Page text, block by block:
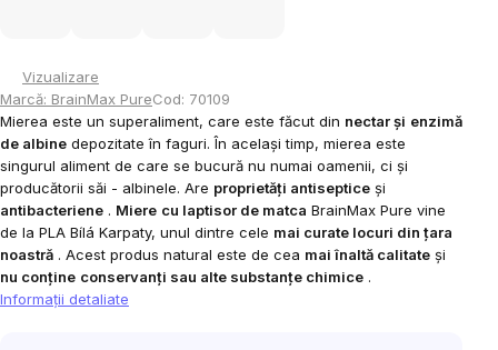
Vizualizare
Marcă: BrainMax PureCod: 70109
Mierea este un superaliment, care este făcut din nectar și enzimă
de albine depozitate în faguri. În același timp, mierea este
singurul aliment de care se bucură nu numai oamenii, ci și
producătorii săi - albinele. Are proprietăți antiseptice și
antibacteriene . Miere cu laptisor de matca BrainMax Pure vine
de la PLA Bílá Karpaty, unul dintre cele mai curate locuri din țara
noastră . Acest produs natural este de cea mai înaltă calitate și
nu conține conservanți sau alte substanțe chimice .
Informaţii detaliate